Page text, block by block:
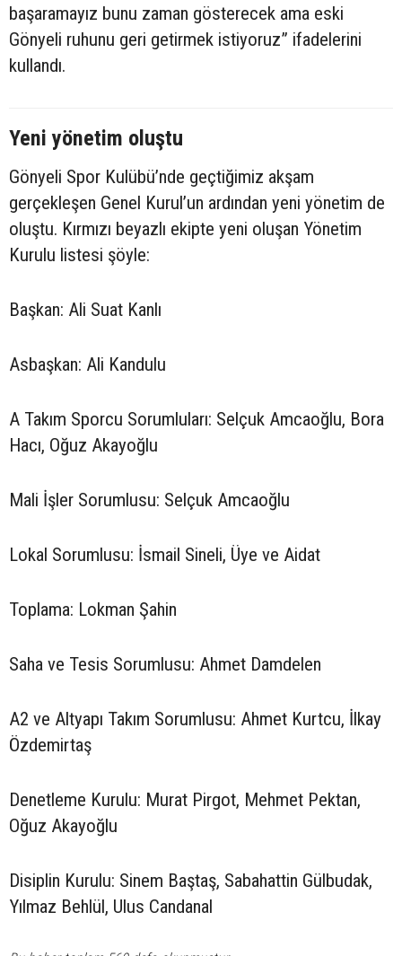
başaramayız bunu zaman gösterecek ama eski
Gönyeli ruhunu geri getirmek istiyoruz” ifadelerini
kullandı.
Yeni yönetim oluştu
Gönyeli Spor Kulübü’nde geçtiğimiz akşam
gerçekleşen Genel Kurul’un ardından yeni yönetim de
oluştu. Kırmızı beyazlı ekipte yeni oluşan Yönetim
Kurulu listesi şöyle:
Başkan: Ali Suat Kanlı
Asbaşkan: Ali Kandulu
A Takım Sporcu Sorumluları: Selçuk Amcaoğlu, Bora
Hacı, Oğuz Akayoğlu
Mali İşler Sorumlusu: Selçuk Amcaoğlu
Lokal Sorumlusu: İsmail Sineli, Üye ve Aidat
Toplama: Lokman Şahin
Saha ve Tesis Sorumlusu: Ahmet Damdelen
A2 ve Altyapı Takım Sorumlusu: Ahmet Kurtcu, İlkay
Özdemirtaş
Denetleme Kurulu: Murat Pirgot, Mehmet Pektan,
Oğuz Akayoğlu
Disiplin Kurulu: Sinem Baştaş, Sabahattin Gülbudak,
Yılmaz Behlül, Ulus Candanal